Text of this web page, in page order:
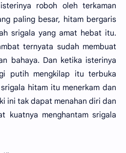
roboh oleh terkaman
paling besar, hitam bergaris
srigala yang amat hebat itu.
ternyata sudah membuat
bahaya. Dan ketika isterinya
putih mengkilap itu terbuka
hitam itu menerkam dan
ini tak dapat menahan diri dan
kuatnya menghantam srigala